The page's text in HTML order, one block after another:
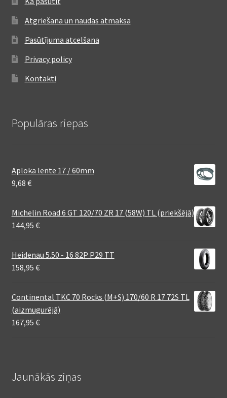
Atgriešana un naudas atmaksa
Pasūtījuma atcelšana
Privacy policy
Kontakti
Populāras riepas
Aploka lente 17 / 60mm
9,68 €
Michelin Road 6 GT 120/70 ZR 17 (58W) TL (priekšējā)
144,95 €
Heidenau 5.50 - 16 82P P29 TT
158,95 €
Continental TKC 70 Rocks (M+S) 170/60 R 17 72S TL
(aizmugurējā)
167,95 €
Jaunākās ziņas